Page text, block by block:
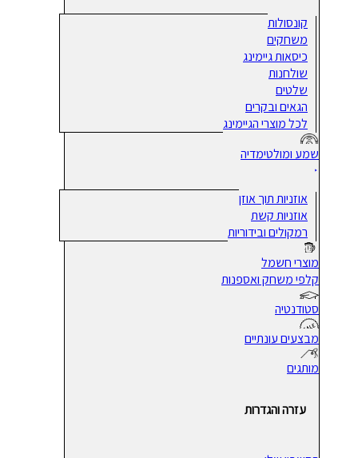
קונסולות
משחקים
כיסאות גיימינג
שולחנות
שלטים
הגאים ובקרים
לכל מוצרי הגיימינג
שמע ומולטימדיה
אוזניות תוך אוזן
אוזניות קשת
רמקולים ובידוריות
מוצרי חשמל
קלפי משחק ואספנות
סטודנטיה
מבצעים עונתיים
מותגים
עזרה והגדרות